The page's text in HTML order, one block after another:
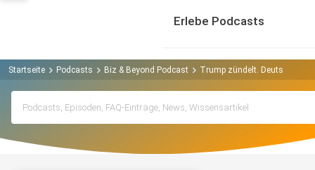
Erlebe Podcasts
Startseite Podcasts Biz & Beyond Podcast Trump zündelt. Deutschland